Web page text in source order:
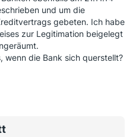
und um die
gebeten. Ich habe
zur Legitimation beigelegt
wenn die Bank sich querstellt?